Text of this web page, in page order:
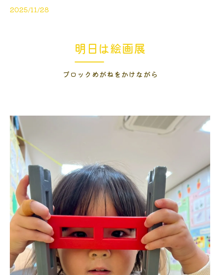
2025/11/28
明日は絵画展
ブロックめがねをかけながら